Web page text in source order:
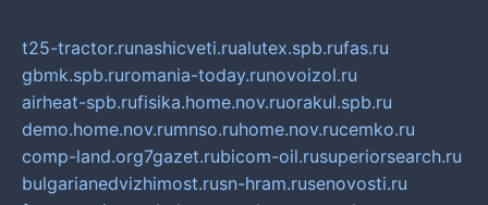
t25-tractor.runashicveti.rualutex.spb.rufas.ru
gbmk.spb.ruromania-today.runovoizol.ru
airheat-spb.rufisika.home.nov.ruorakul.spb.ru
demo.home.nov.rumnso.ruhome.nov.rucemko.ru
comp-land.org7gazet.rubicom-oil.rusuperiorsearch.ru
bulgarianedvizhimost.rusn-hram.rusenovosti.ru